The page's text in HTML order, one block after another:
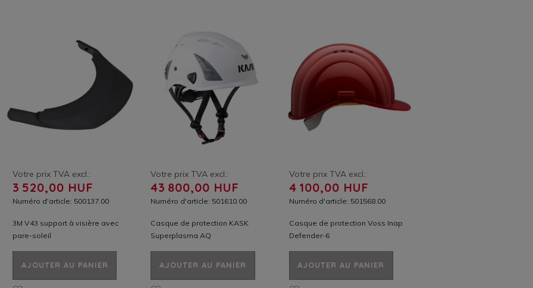
Votre prix TVA excl.:
3 520,00 HUF
Numéro d'article: 500137.00
3M V43 support à visière avec
pare-soleil
AJOUTER AU PANIER
Votre prix TVA excl.:
43 800,00 HUF
Numéro d'article: 501610.00
Casque de protection KASK
Superplasma AQ
AJOUTER AU PANIER
Votre prix TVA excl.:
4 100,00 HUF
Numéro d'article: 501568.00
Casque de protection Voss Inap
Defender-6
AJOUTER AU PANIER